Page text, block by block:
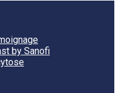
by Sanofi